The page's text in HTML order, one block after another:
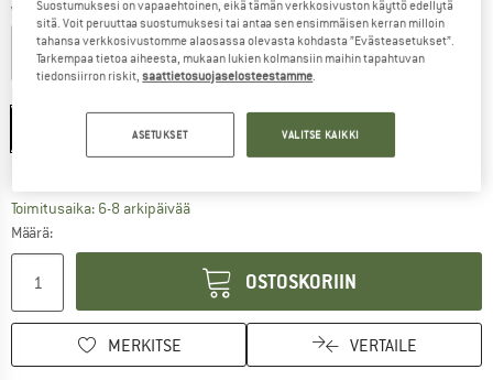
Väri:Solid Black Ii
Toimitusaika: 6-8 arkipäivääLinkki avautuu tietokentässä ja sisältää
Määrä:
OSTOSKORIIN
MERKITSE VERTAILE
Suostumuksesi on vapaaehtoinen, eikä tämän verkkosivuston käyttö edellytä
sitä. Voit peruuttaa suostumuksesi tai antaa sen ensimmäisen kerran milloin
tahansa verkkosivustomme alaosassa olevasta kohdasta ”Evästeasetukset”.
Tarkempaa tietoa aiheesta, mukaan lukien kolmansiin maihin tapahtuvan
tiedonsiirron riskit,saattietosuojaselosteestamme.
ASETUKSET VALITSE KAIKKI